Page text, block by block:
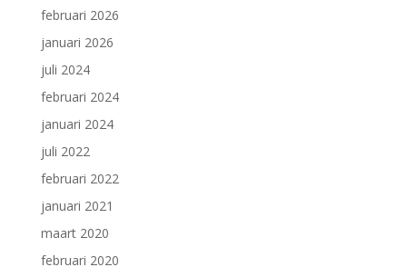
februari 2026
januari 2026
juli 2024
februari 2024
januari 2024
juli 2022
februari 2022
januari 2021
maart 2020
februari 2020